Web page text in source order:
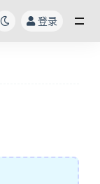
登录